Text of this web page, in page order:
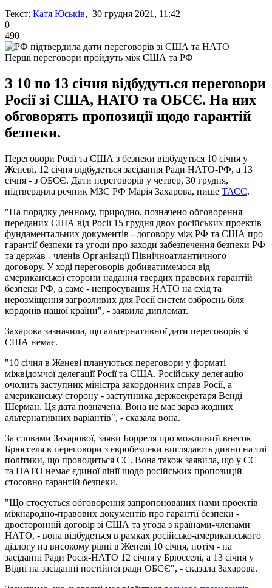
Текст: Катя Юськів, 30 грудня 2021, 11:42
0
490
Перші переговори пройдуть між США та РФ
З 10 по 13 січня відбудуться переговори
Росії зі США, НАТО та ОБСЄ. На них
обговорять пропозиції щодо гарантій
безпеки.
Переговори Росії та США з безпеки відбудуться 10 січня у
Женеві, 12 січня відбудеться засідання Ради НАТО-РФ, а 13
січня - з ОБСЄ. Дати переговорів у четвер, 30 грудня,
підтвердила речник МЗС РФ Марія Захарова, пише ТАСС.
"На порядку денному, природно, позначено обговорення
переданих США від Росії 15 грудня двох російських проектів
фундаментальних документів - договору між РФ та США про
гарантії безпеки та угоди про заходи забезпечення безпеки РФ
та держав - членів Організації Північноатлантичного
договору. У ході переговорів добиватимемося від
американської сторони надання твердих правових гарантій
безпеки РФ, а саме - непросування НАТО на схід та
нерозміщення загрозливих для Росії систем озброєнь біля
кордонів нашої країни", - заявила дипломат.
Захарова зазначила, що альтернативної дати переговорів зі
США немає.
"10 січня в Женеві плануються переговори у форматі
міжвідомчої делегації Росії та США. Російську делегацію
очолить заступник міністра закордонних справ Росії, а
американську сторону - заступника держсекретаря Венді
Шерман. Ця дата позначена. Вона не має зараз жодних
альтернативних варіантів", - сказала вона.
За словами Захарової, заяви Борреля про можливий внесок
Брюсселя в переговори з євробезпеки виглядають дивно на тлі
політики, що проводиться ЄС. Вона також заявила, що у ЄС
та НАТО немає єдиної лінії щодо російських пропозицій
стосовно гарантій безпеки.
"Що стосується обговорення запропонованих нами проектів
міжнародно-правових документів про гарантії безпеки -
двосторонній договір зі США та угода з країнами-членами
НАТО, - вона відбудеться в рамках російсько-американського
діалогу на високому рівні в Женеві 10 січня, потім - на
засіданні Ради Росія-НАТО 12 січня у Брюсселі, а 13 січня у
Відні на засіданні постійної ради ОБСЄ", - сказала Захарова.